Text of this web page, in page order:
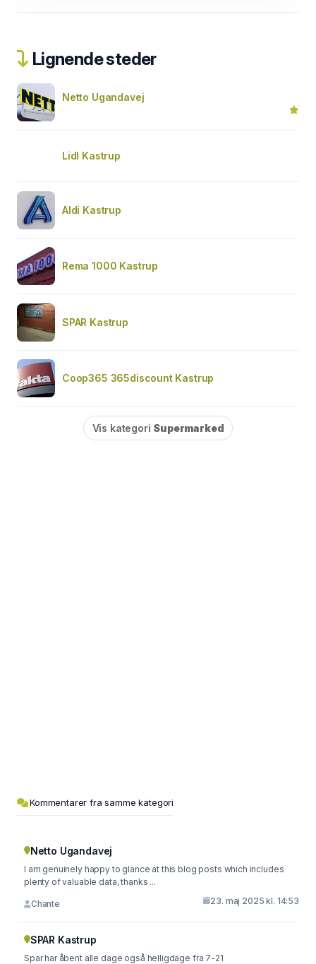
Lignende steder
Netto Ugandavej
Lidl Kastrup
Aldi Kastrup
Rema 1000 Kastrup
SPAR Kastrup
Coop365 365discount Kastrup
Vis kategori Supermarked
Kommentarer fra samme kategori
Netto Ugandavej
I am genuinely happy to glance at this blog posts which includes
plenty of valuable data, thanks ...
Chante 23. maj 2025 kl. 14:53
SPAR Kastrup
Spar har åbent alle dage også helligdage fra 7-21